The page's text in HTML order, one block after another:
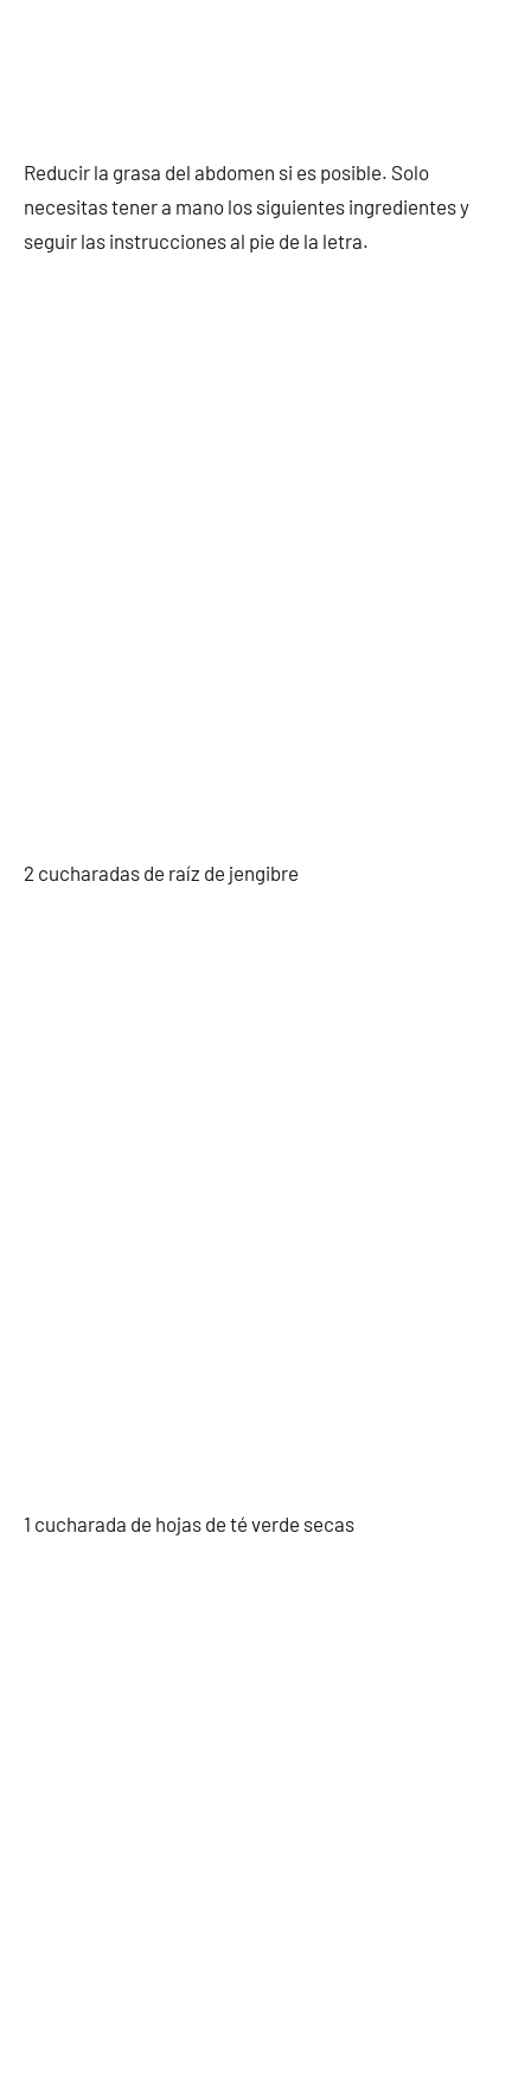
Reducir la grasa del abdomen si es posible. Solo
necesitas tener a mano los siguientes ingredientes y
seguir las instrucciones al pie de la letra.
2 cucharadas de raíz de jengibre
1 cucharada de hojas de té verde secas